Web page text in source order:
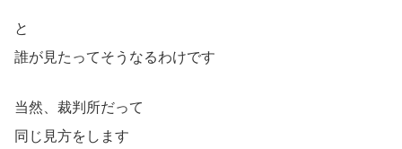
と
誰が見たってそうなるわけです
当然、裁判所だって
同じ見方をします